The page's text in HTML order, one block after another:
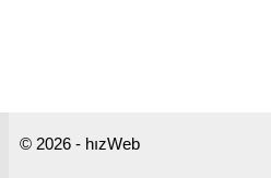
© 2026 - hızWeb